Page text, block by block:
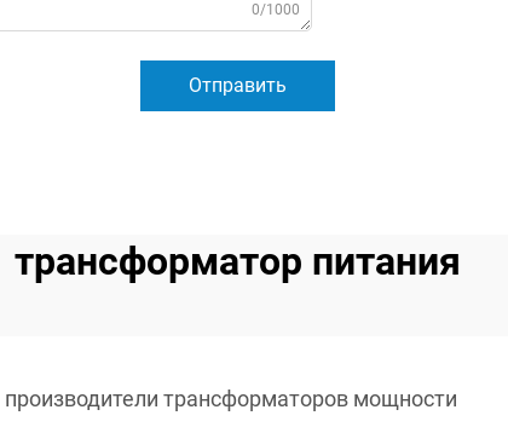
0/1000
Отправить
трансформатор питания
производители трансформаторов мощности